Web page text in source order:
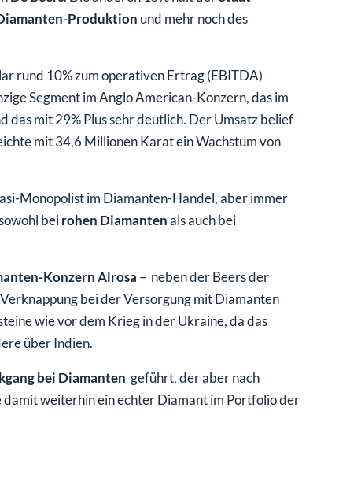
Diamanten-Produktion
und mehr noch des
rund 10% zum operativen Ertrag (EBITDA)
Segment im Anglo American-Konzern, das im
das mit 29% Plus sehr deutlich. Der Umsatz belief
mit 34,6 Millionen Karat ein Wachstum von
Monopolist im Diamanten-Handel, aber immer
bei
rohen Diamanten
als auch bei
Konzern Alrosa
– neben der Beers der
bei der Versorgung mit Diamanten
wie vor dem Krieg in der Ukraine, da das
über Indien.
bei Diamanten
geführt, der aber nach
weiterhin ein echter Diamant im Portfolio der